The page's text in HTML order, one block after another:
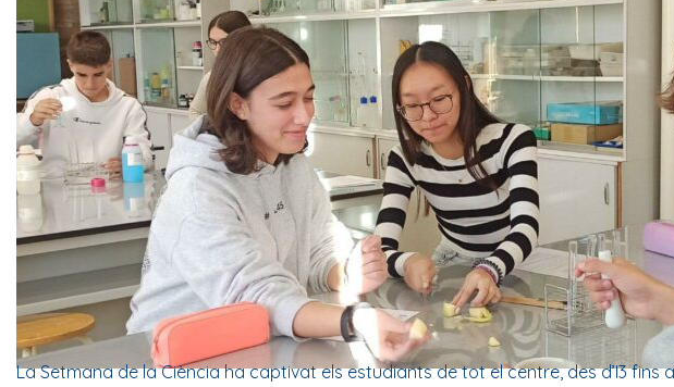
La Setmana de la Ciència ha captivat els estudiants de tot el centre, des d’I3